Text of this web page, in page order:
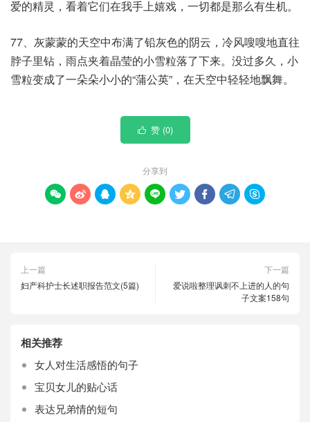
爱的精灵，看着它们在我手上嬉戏，一切都是那么有生机。
77、灰蒙蒙的天空中布满了铅灰色的阴云，冷风嗖嗖地直往
脖子里钻，雨点夹着晶莹的小雪粒落了下来。没过多久，小
雪粒变成了一朵朵小小的“蒲公英”，在天空中轻轻地飘舞。
 赞 (0)
分享到
        
上一篇
妇产科护士长述职报告范文(5篇)
下一篇
爱说啦整理讽刺不上进的人的句
子文案158句
相关推荐
女人对生活感悟的句子
宝贝女儿的贴心话
表达兄弟情的短句